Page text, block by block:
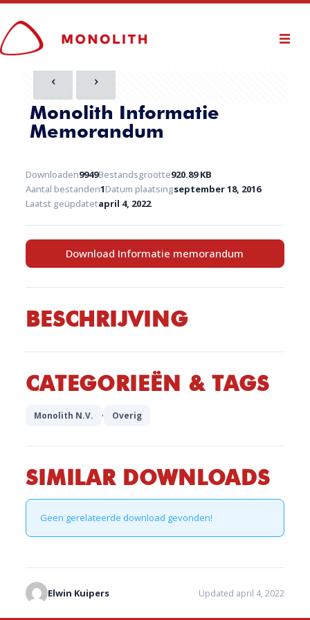
Monolith Informatie
Memorandum
Downloaden9949Bestandsgrootte920.89 KB
Aantal bestanden1Datum plaatsingseptember 18, 2016
Laatst geüpdatetapril 4, 2022
Download Informatie memorandum
BESCHRIJVING
CATEGORIEËN & TAGS
Monolith N.V. , Overig
SIMILAR DOWNLOADS
Geen gerelateerde download gevonden!
Elwin Kuipers Updated april 4, 2022